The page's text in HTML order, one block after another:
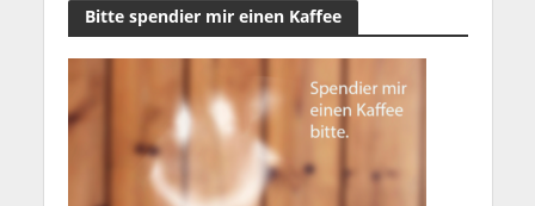
Bitte spendier mir einen Kaffee